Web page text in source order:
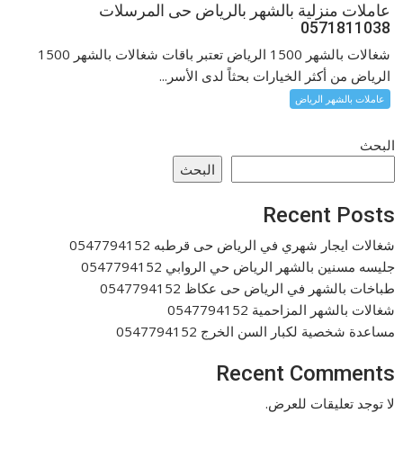
عاملات منزلية بالشهر بالرياض حى المرسلات
0571811038
شغالات بالشهر 1500 الرياض تعتبر باقات شغالات بالشهر 1500
الرياض من أكثر الخيارات بحثاً لدى الأسر...
عاملات بالشهر الرياض
البحث
البحث
Recent Posts
شغالات ايجار شهري في الرياض حى قرطبه 0547794152
جليسه مسنين بالشهر الرياض حي الروابي 0547794152
طباخات بالشهر في الرياض حى عكاظ 0547794152
شغالات بالشهر المزاحمية 0547794152
مساعدة شخصية لكبار السن الخرج 0547794152
Recent Comments
لا توجد تعليقات للعرض.